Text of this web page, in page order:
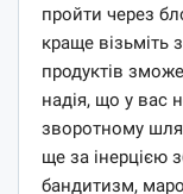
пройти через
краще візьміть
продуктів
надія, що у вас
зворотному
ще за інерцією
бандитизм,